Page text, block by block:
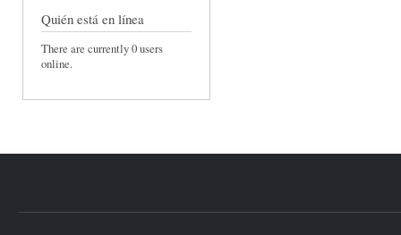
Quién está en línea
There are currently 0 users
online.